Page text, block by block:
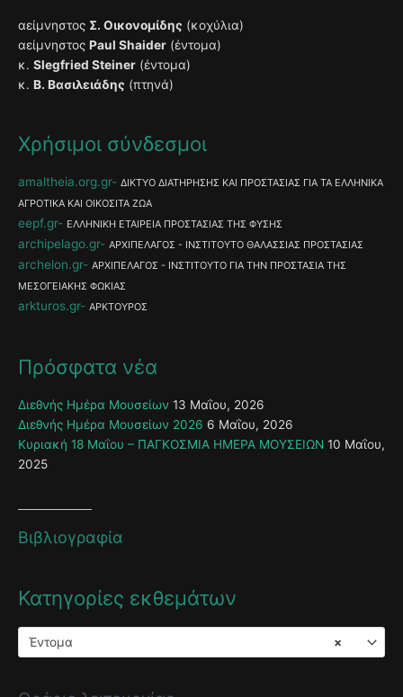
αείμνηστος Σ. Οικονομίδης (κοχύλια)
αείμνηστος Paul Shaider (έντομα)
κ. Slegfried Steiner (έντομα)
κ. Β. Βασιλειάδης (πτηνά)
Χρήσιμοι σύνδεσμοι
amaltheia.org.gr
ΔΙΚΤΥΟ ΔΙΑΤΗΡΗΣΗΣ ΚΑΙ ΠΡΟΣΤΑΣΙΑΣ ΓΙΑ ΤΑ ΕΛΛΗΝΙΚΑ
ΑΓΡΟΤΙΚΑ ΚΑΙ ΟΙΚΟΣΙΤΑ ΖΩΑ
eepf.gr ΕΛΛΗΝΙΚΗ ΕΤΑΙΡΕΙΑ ΠΡΟΣΤΑΣΙΑΣ ΤΗΣ ΦΥΣΗΣ
archipelago.gr ΑΡΧΙΠΕΛΑΓΟΣ - ΙΝΣΤΙΤΟΥΤΟ ΘΑΛΑΣΣΙΑΣ ΠΡΟΣΤΑΣΙΑΣ
archelon.gr
ΑΡΧΙΠΕΛΑΓΟΣ - ΙΝΣΤΙΤΟΥΤΟ ΓΙΑ ΤΗΝ ΠΡΟΣΤΑΣΙΑ ΤΗΣ
ΜΕΣΟΓΕΙΑΚΗΣ ΦΩΚΙΑΣ
arkturos.gr ΑΡΚΤΟΥΡΟΣ
Πρόσφατα νέα
Διεθνής Ημέρα Μουσείων 13 Μαΐου, 2026
Διεθνής Ημέρα Μουσείων 2026 6 Μαΐου, 2026
Κυριακή 18 Μαΐου – ΠΑΓΚΟΣΜΙΑ ΗΜΕΡΑ ΜΟΥΣΕΙΩΝ 10 Μαΐου,
2025
Βιβλιογραφία
Κατηγορίες εκθεμάτων
×
Έντομα